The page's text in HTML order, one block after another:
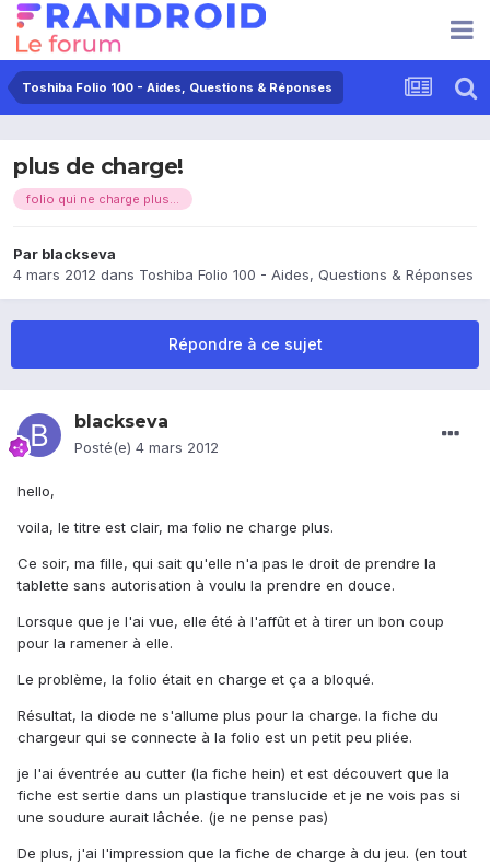
Toshiba Folio 100 - Aides, Questions & Réponses
plus de charge!
folio qui ne charge plus...
Par blackseva
4 mars 2012 dans Toshiba Folio 100 - Aides, Questions & Réponses
Répondre à ce sujet
blackseva
Posté(e) 4 mars 2012
hello,
voila, le titre est clair, ma folio ne charge plus.
Ce soir, ma fille, qui sait qu'elle n'a pas le droit de prendre la
tablette sans autorisation à voulu la prendre en douce.
Lorsque que je l'ai vue, elle été à l'affût et à tirer un bon coup
pour la ramener à elle.
Le problème, la folio était en charge et ça a bloqué.
Résultat, la diode ne s'allume plus pour la charge. la fiche du
chargeur qui se connecte à la folio est un petit peu pliée.
je l'ai éventrée au cutter (la fiche hein) et est découvert que la
fiche est sertie dans un plastique translucide et je ne vois pas si
une soudure aurait lâchée. (je ne pense pas)
De plus, j'ai l'impression que la fiche de charge à du jeu. (en tout